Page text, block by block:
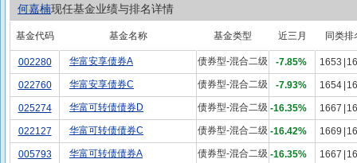
何嘉楠现任基金业绩与排名详情
基金代码 基金名称 基金类型 近三月 同类排
002280 华富安享债券A 债券型-混合二级 -7.85% 1653
022760 华富安享债券C 债券型-混合二级 -7.93% 1654
025274 华富可转债债券D 债券型-混合二级 -16.35% 1667
022127 华富可转债债券C 债券型-混合二级 -16.42% 1669
005793 华富可转债债券A 债券型-混合二级 -16.35% 1667